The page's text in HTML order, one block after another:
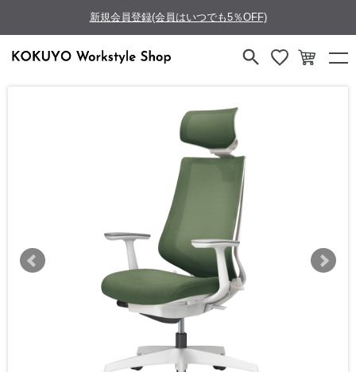
新規会員登録(会員はいつでも5％OFF)